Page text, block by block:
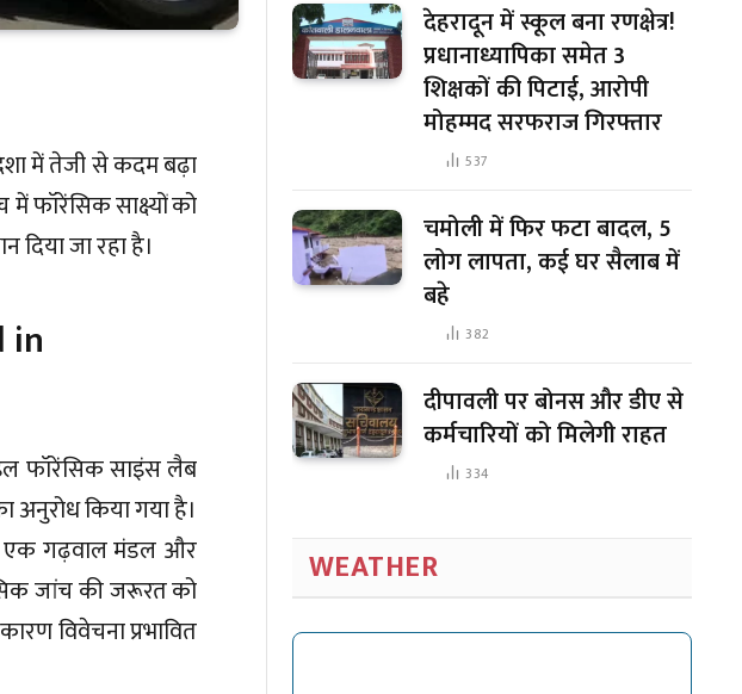
में तेजी से कदम बढ़ा
फॉरेंसिक साक्ष्यों को
दिया जा रहा है।
in
फॉरेंसिक साइंस लैब
अनुरोध किया गया है।
एक गढ़वाल मंडल और
जांच की जरूरत को
विवेचना प्रभावित
देहरादून में स्कूल बना रणक्षेत्र!
प्रधानाध्यापिका समेत 3
शिक्षकों की पिटाई, आरोपी
मोहम्मद सरफराज गिरफ्तार
537
चमोली में फिर फटा बादल, 5
लोग लापता, कई घर सैलाब में
बहे
382
दीपावली पर बोनस और डीए से
कर्मचारियों को मिलेगी राहत
334
WEATHER